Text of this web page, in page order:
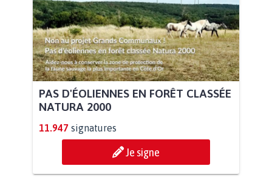
PAS D'ÉOLIENNES EN FORÊT CLASSÉE
NATURA 2000
11.947 signatures
Je signe